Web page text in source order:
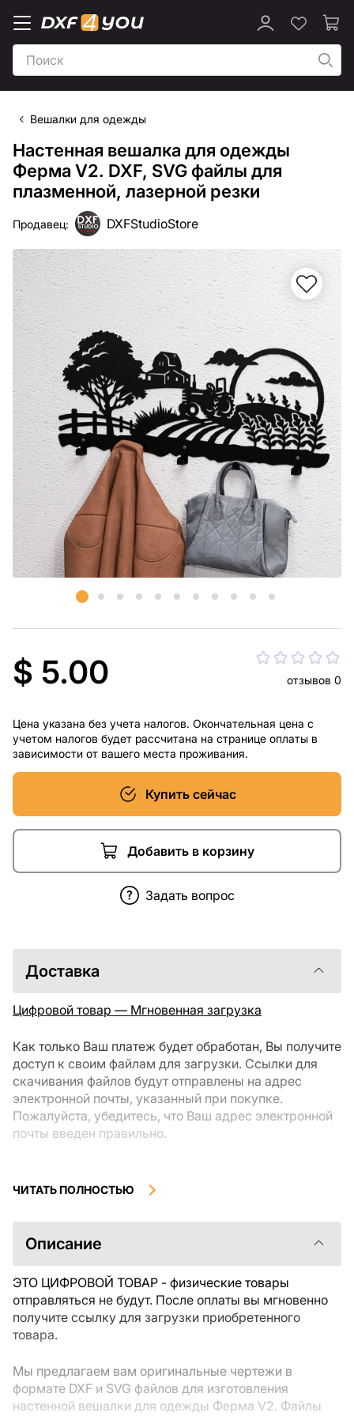
Вешалки для одежды
Настенная вешалка для одежды
Ферма V2. DXF, SVG файлы для
плазменной, лазерной резки
Продавец: DXFStudioStore
$ 5.00 отзывов 0
Цена указана без учета налогов. Окончательная цена с
учетом налогов будет рассчитана на странице оплаты в
зависимости от вашего места проживания.
Купить сейчас
Добавить в корзину
Задать вопрос
Доставка
Цифровой товар — Мгновенная загрузка
Как только Ваш платеж будет обработан, Вы получите
доступ к своим файлам для загрузки. Ссылки для
скачивания файлов будут отправлены на адрес
электронной почты, указанный при покупке.
Пожалуйста, убедитесь, что Ваш адрес электронной
почты введен правильно.
загрузки, не подлежат возврату или обмену после их
ознакомиться с описанием товара и задать все
интересующие Вас вопросы перед покупкой. Если у
свяжитесь с продавцом напрямую.
ЧИТАТЬ ПОЛНОСТЬЮ
Описание
ЭТО ЦИФРОВОЙ ТОВАР - физические товары
отправляться не будут. После оплаты вы мгновенно
получите ссылку для загрузки приобретенного
товара.
Мы предлагаем вам оригинальные чертежи в
формате DXF и SVG файлов для изготовления
настенной вешалки для одежды Ферма V2. Файлы